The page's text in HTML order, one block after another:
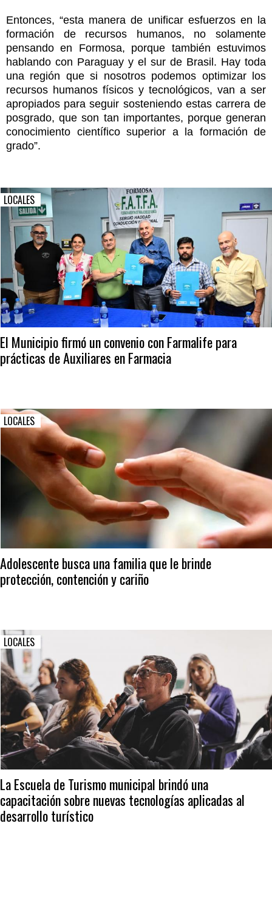
Entonces, “esta manera de unificar esfuerzos en la
formación de recursos humanos, no solamente
pensando en Formosa, porque también estuvimos
hablando con Paraguay y el sur de Brasil. Hay toda
una región que si nosotros podemos optimizar los
recursos humanos físicos y tecnológicos, van a ser
apropiados para seguir sosteniendo estas carrera de
posgrado, que son tan importantes, porque generan
conocimiento científico superior a la formación de
grado”.
LOCALES
El Municipio firmó un convenio con Farmalife para
prácticas de Auxiliares en Farmacia
LOCALES
Adolescente busca una familia que le brinde
protección, contención y cariño
LOCALES
La Escuela de Turismo municipal brindó una
capacitación sobre nuevas tecnologías aplicadas al
desarrollo turístico